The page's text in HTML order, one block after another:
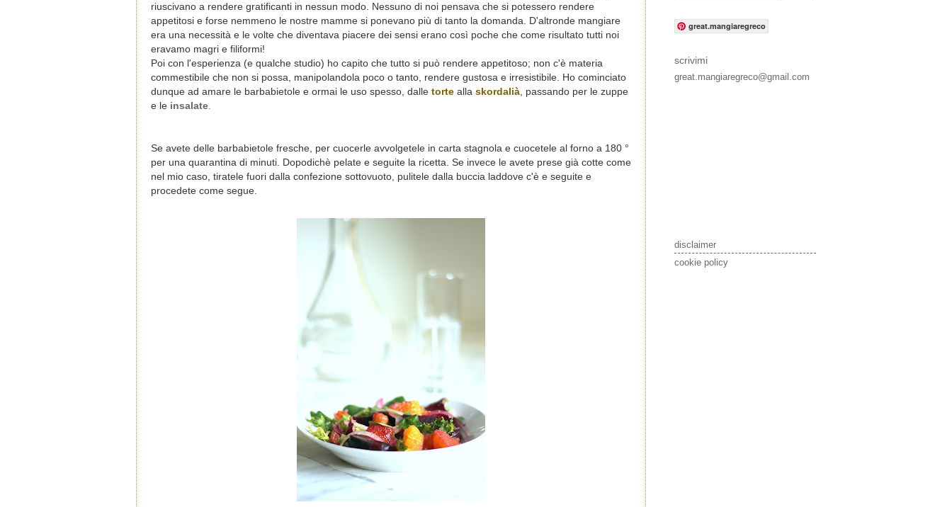
riuscivano a rendere gratificanti in nessun modo. Nessuno di noi pensava che si potessero rendere
appetitosi e forse nemmeno le nostre mamme si ponevano più di tanto la domanda. D'altronde mangiare
era una necessità e le volte che diventava piacere dei sensi erano così poche che come risultato tutti noi
eravamo magri e filiformi!
Poi con l'esperienza (e qualche studio) ho capito che tutto si può rendere appetitoso; non c'è materia
commestibile che non si possa, manipolandola poco o tanto, rendere gustosa e irresistibile. Ho cominciato
dunque ad amare le barbabietole e ormai le uso spesso, dalle torte alla skordalià , passando per le zuppe
e le insalate
Se avete delle barbabietole fresche, per cuocerle avvolgetele in carta stagnola e cuocetele al forno a 180 °
per una quarantina di minuti. Dopodichè pelate e seguite la ricetta. Se invece le avete prese già cotte come
nel mio caso, tiratele fuori dalla confezione sottovuoto, pulitele dalla buccia laddove c'è e seguite e
procedete come segue.
great.mangiaregreco
scrivimi
great.mangiaregreco@gmail.com
disclaimer
cookie policy